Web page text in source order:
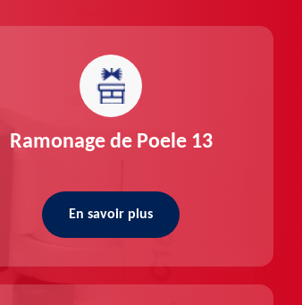
Ramonage de Poele 13
En savoir plus